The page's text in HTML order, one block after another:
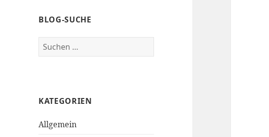
BLOG-SUCHE
Suche
nach:
KATEGORIEN
Allgemein